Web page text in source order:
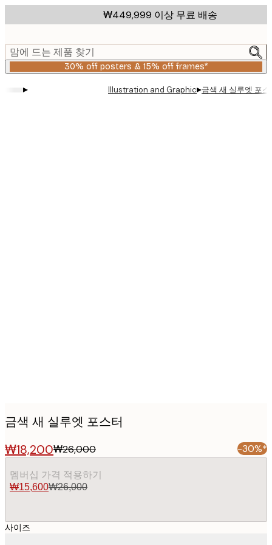
to
content.
₩449,999 이상 무료 배송
맘에 드는 제품 찾기
30% off posters & 15% off frames*
▸ Illustration and Graphic▸금색 새 실루엣 포
금색 새 실루엣 포스터
₩18,200₩26,000 -30%*
멤버십 가격 적용하기
₩15,600₩26,000
사이즈